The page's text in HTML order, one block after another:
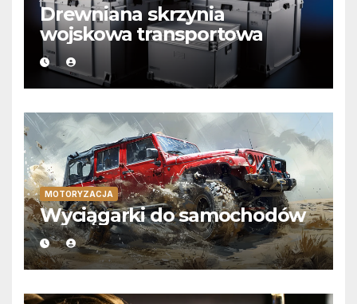
Drewniana skrzynia
wojskowa transportowa
MOTORYZACJA
Wyciągarki do samochodów